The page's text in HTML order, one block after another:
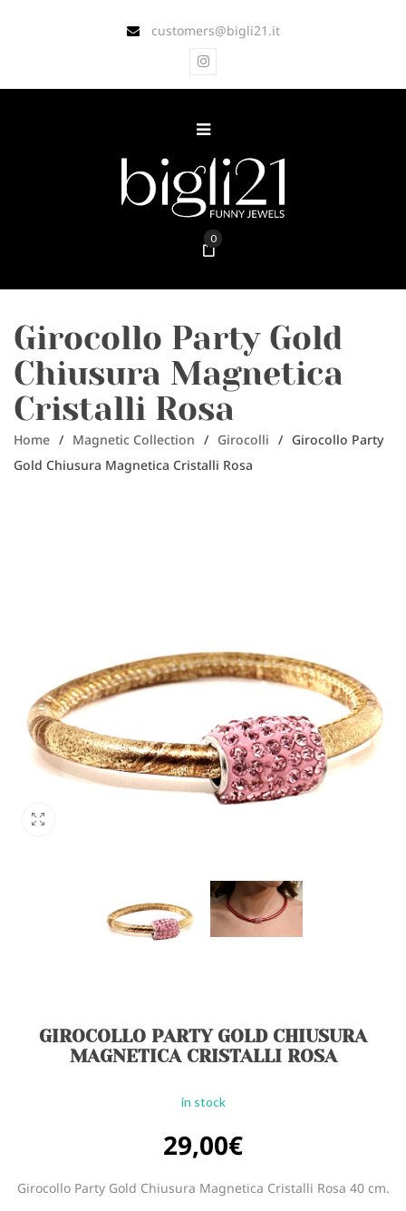
customers@bigli21.it
0
Girocollo Party Gold
Chiusura Magnetica
Cristalli Rosa
Home / Magnetic Collection / Girocolli / Girocollo Party
Gold Chiusura Magnetica Cristalli Rosa
GIROCOLLO PARTY GOLD CHIUSURA
MAGNETICA CRISTALLI ROSA
in stock
29,00€
Girocollo Party Gold Chiusura Magnetica Cristalli Rosa 40 cm.